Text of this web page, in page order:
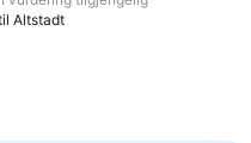
Altstadt